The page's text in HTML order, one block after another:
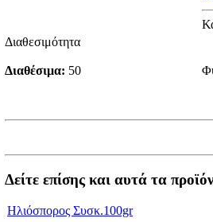
Διαθεσιμότητα
Διαθέσιμα: 50
Δείτε επίσης και αυτά τα
Ηλιόσπορος Συσκ.100gr